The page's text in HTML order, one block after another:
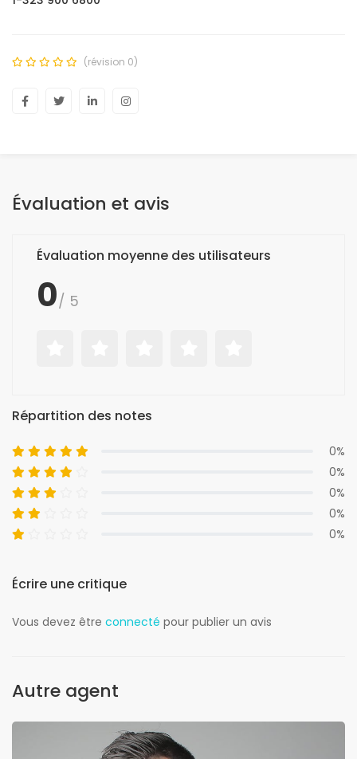
(révision 0)
Évaluation et avis
Évaluation moyenne des utilisateurs
0/ 5
Répartition des notes
0%
0%
0%
0%
0%
Écrire une critique
Vous devez être connecté pour publier un avis
Autre agent